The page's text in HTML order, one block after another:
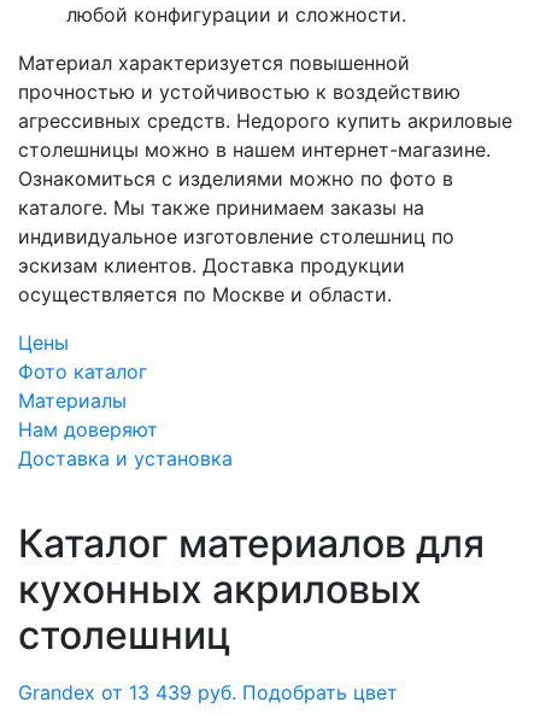
любой конфигурации и сложности.
Материал характеризуется повышенной
прочностью и устойчивостью к воздействию
агрессивных средств. Недорого купить акриловые
столешницы можно в нашем интернет-магазине.
Ознакомиться с изделиями можно по фото в
каталоге. Мы также принимаем заказы на
индивидуальное изготовление столешниц по
эскизам клиентов. Доставка продукции
осуществляется по Москве и области.
Цены
Фото каталог
Материалы
Нам доверяют
Доставка и установка
Каталог материалов для
кухонных акриловых
столешниц
Grandex от 13 439 руб. Подобрать цвет